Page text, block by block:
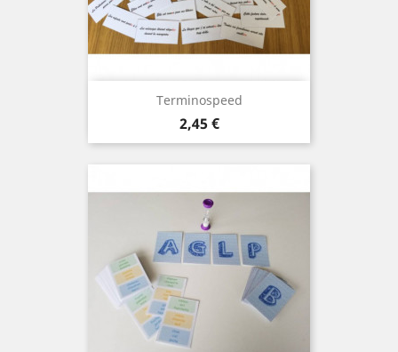
Terminospeed
Prix
2,45 €